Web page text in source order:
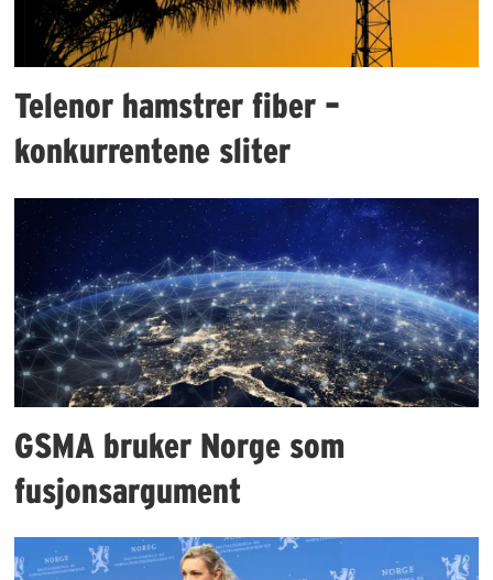
Telenor hamstrer fiber –
konkurrentene sliter
GSMA bruker Norge som
fusjonsargument